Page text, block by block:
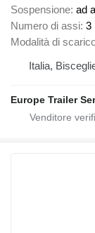
Sospensione ad
Numero di assi 3
Modalità di
Italia,
Europe Trailer